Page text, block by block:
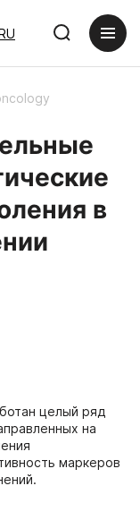
в
целый ряд
на
маркеров